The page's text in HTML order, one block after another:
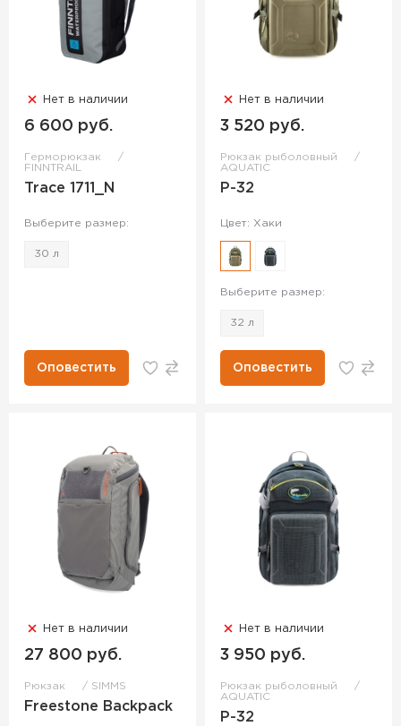
Нет в наличии
6 600 руб.
Герморюкзак
FINNTRAIL
Trace 1711_N
Выберите размер:
30 л
Оповестить
Нет в наличии
3 520 руб.
Рюкзак рыболовный
AQUATIC
Р-32
Цвет: Хаки
Выберите размер:
32 л
Оповестить
Нет в наличии
27 800 руб.
Рюкзак SIMMS
Freestone Backpack
Нет в наличии
3 950 руб.
Рюкзак рыболовный
AQUATIC
Р-32